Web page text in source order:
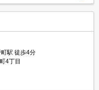
駅 徒歩4分
4丁目